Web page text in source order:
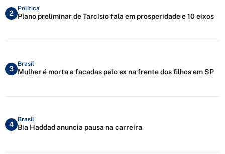
2
Política
Plano preliminar de Tarcísio fala em prosperidade e 10 eixos
3
Brasil
Mulher é morta a facadas pelo ex na frente dos filhos em SP
4
Brasil
Bia Haddad anuncia pausa na carreira